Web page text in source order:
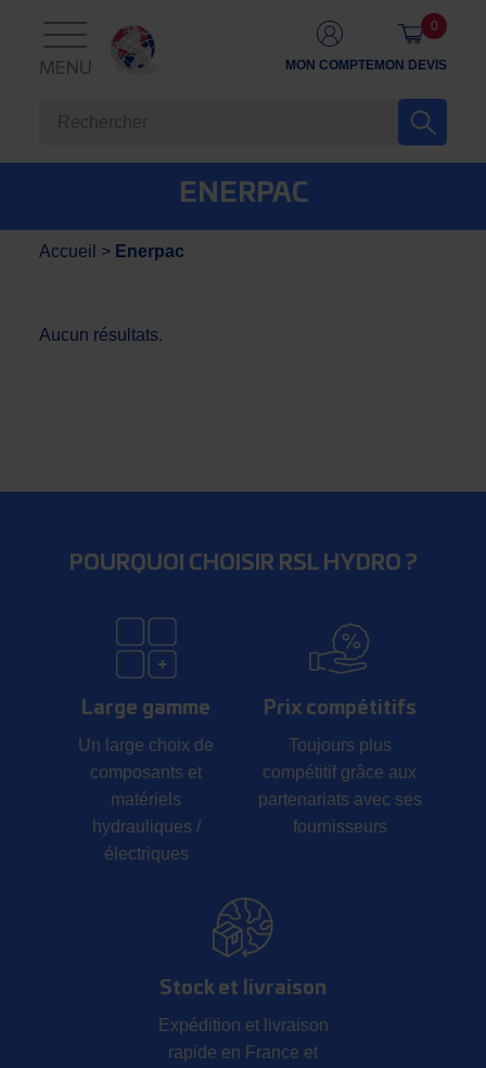
MENU MON COMPTEMON DEVIS
0
ENERPAC
Accueil > Enerpac
Aucun résultats.
POURQUOI CHOISIR RSL HYDRO ?
Large gamme
Un large choix de
composants et
matériels
hydrauliques /
électriques
Prix compétitifs
Toujours plus
compétitif grâce aux
partenariats avec ses
fournisseurs
Stock et livraison
Expédition et livraison
rapide en France et